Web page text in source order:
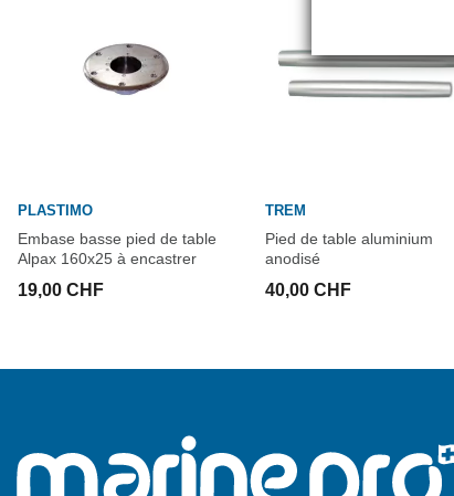
PLASTIMO
Embase basse pied de table
Alpax 160x25 à encastrer
19,00 CHF
TREM
Pied de table aluminium
anodisé
40,00 CHF